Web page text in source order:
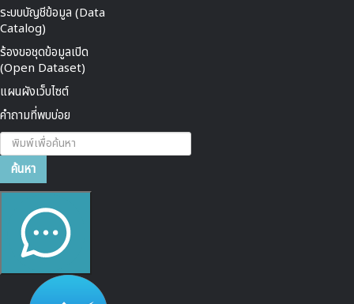
ระบบบัญชีข้อมูล (Data
Catalog)
ร้องขอชุดข้อมูลเปิด
(Open Dataset)
แผนผังเว็บไซต์
คำถามที่พบบ่อย
ค้นหา...
ค้นหา